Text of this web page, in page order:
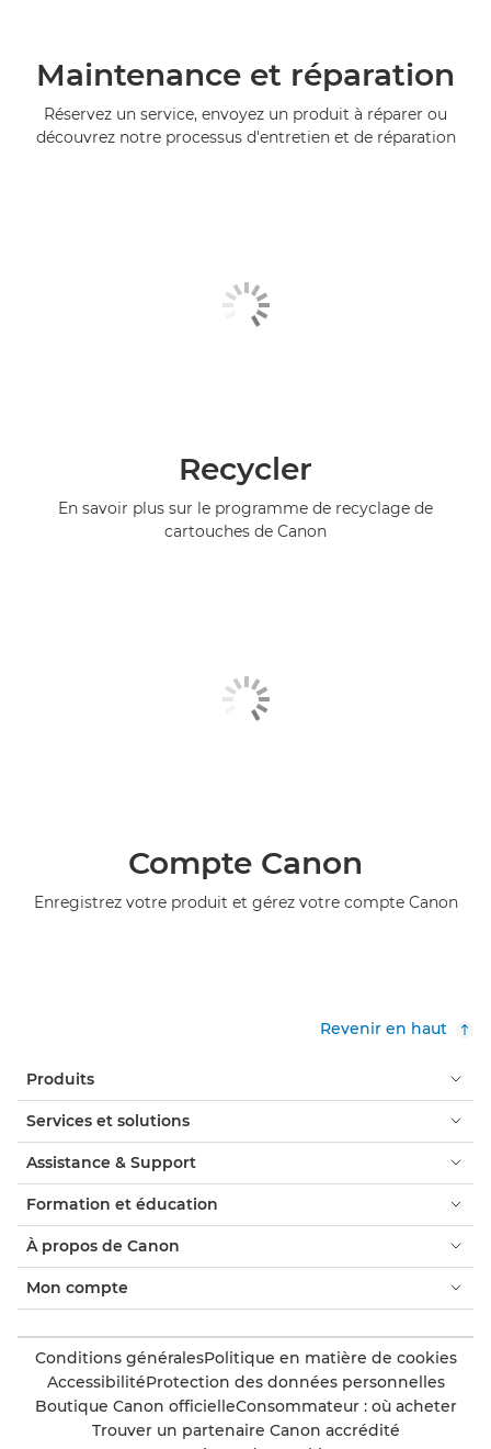
Maintenance et réparation
Réservez un service, envoyez un produit à réparer ou
découvrez notre processus d'entretien et de réparation
Recycler
En savoir plus sur le programme de recyclage de
cartouches de Canon
Compte Canon
Enregistrez votre produit et gérez votre compte Canon
Revenir en haut
Produits
Services et solutions
Assistance & Support
Formation et éducation
À propos de Canon
Mon compte
Conditions généralesPolitique en matière de cookies
AccessibilitéProtection des données personnelles
Boutique Canon officielleConsommateur : où acheter
Trouver un partenaire Canon accrédité